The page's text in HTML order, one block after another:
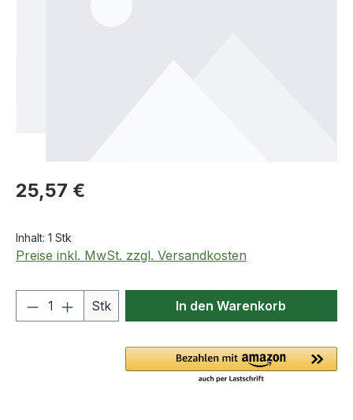
Regulärer Preis:
25,57 €
Inhalt: 1 Stk
Preise inkl. MwSt. zzgl. Versandkosten
Produkt Anzahl: Gib den
Stk In den Warenkorb